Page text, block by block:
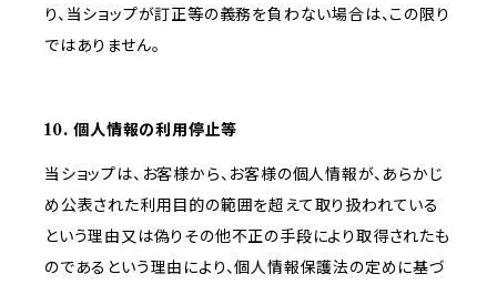
り、当ショップが訂正等の義務を負わない場合は、この限り
ではありません。
10. 個人情報の利用停止等
当ショップは、お客様から、お客様の個人情報が、あらかじ
め公表された利用目的の範囲を超えて取り扱われている
という理由又は偽りその他不正の手段により取得されたも
のであるという理由により、個人情報保護法の定めに基づ